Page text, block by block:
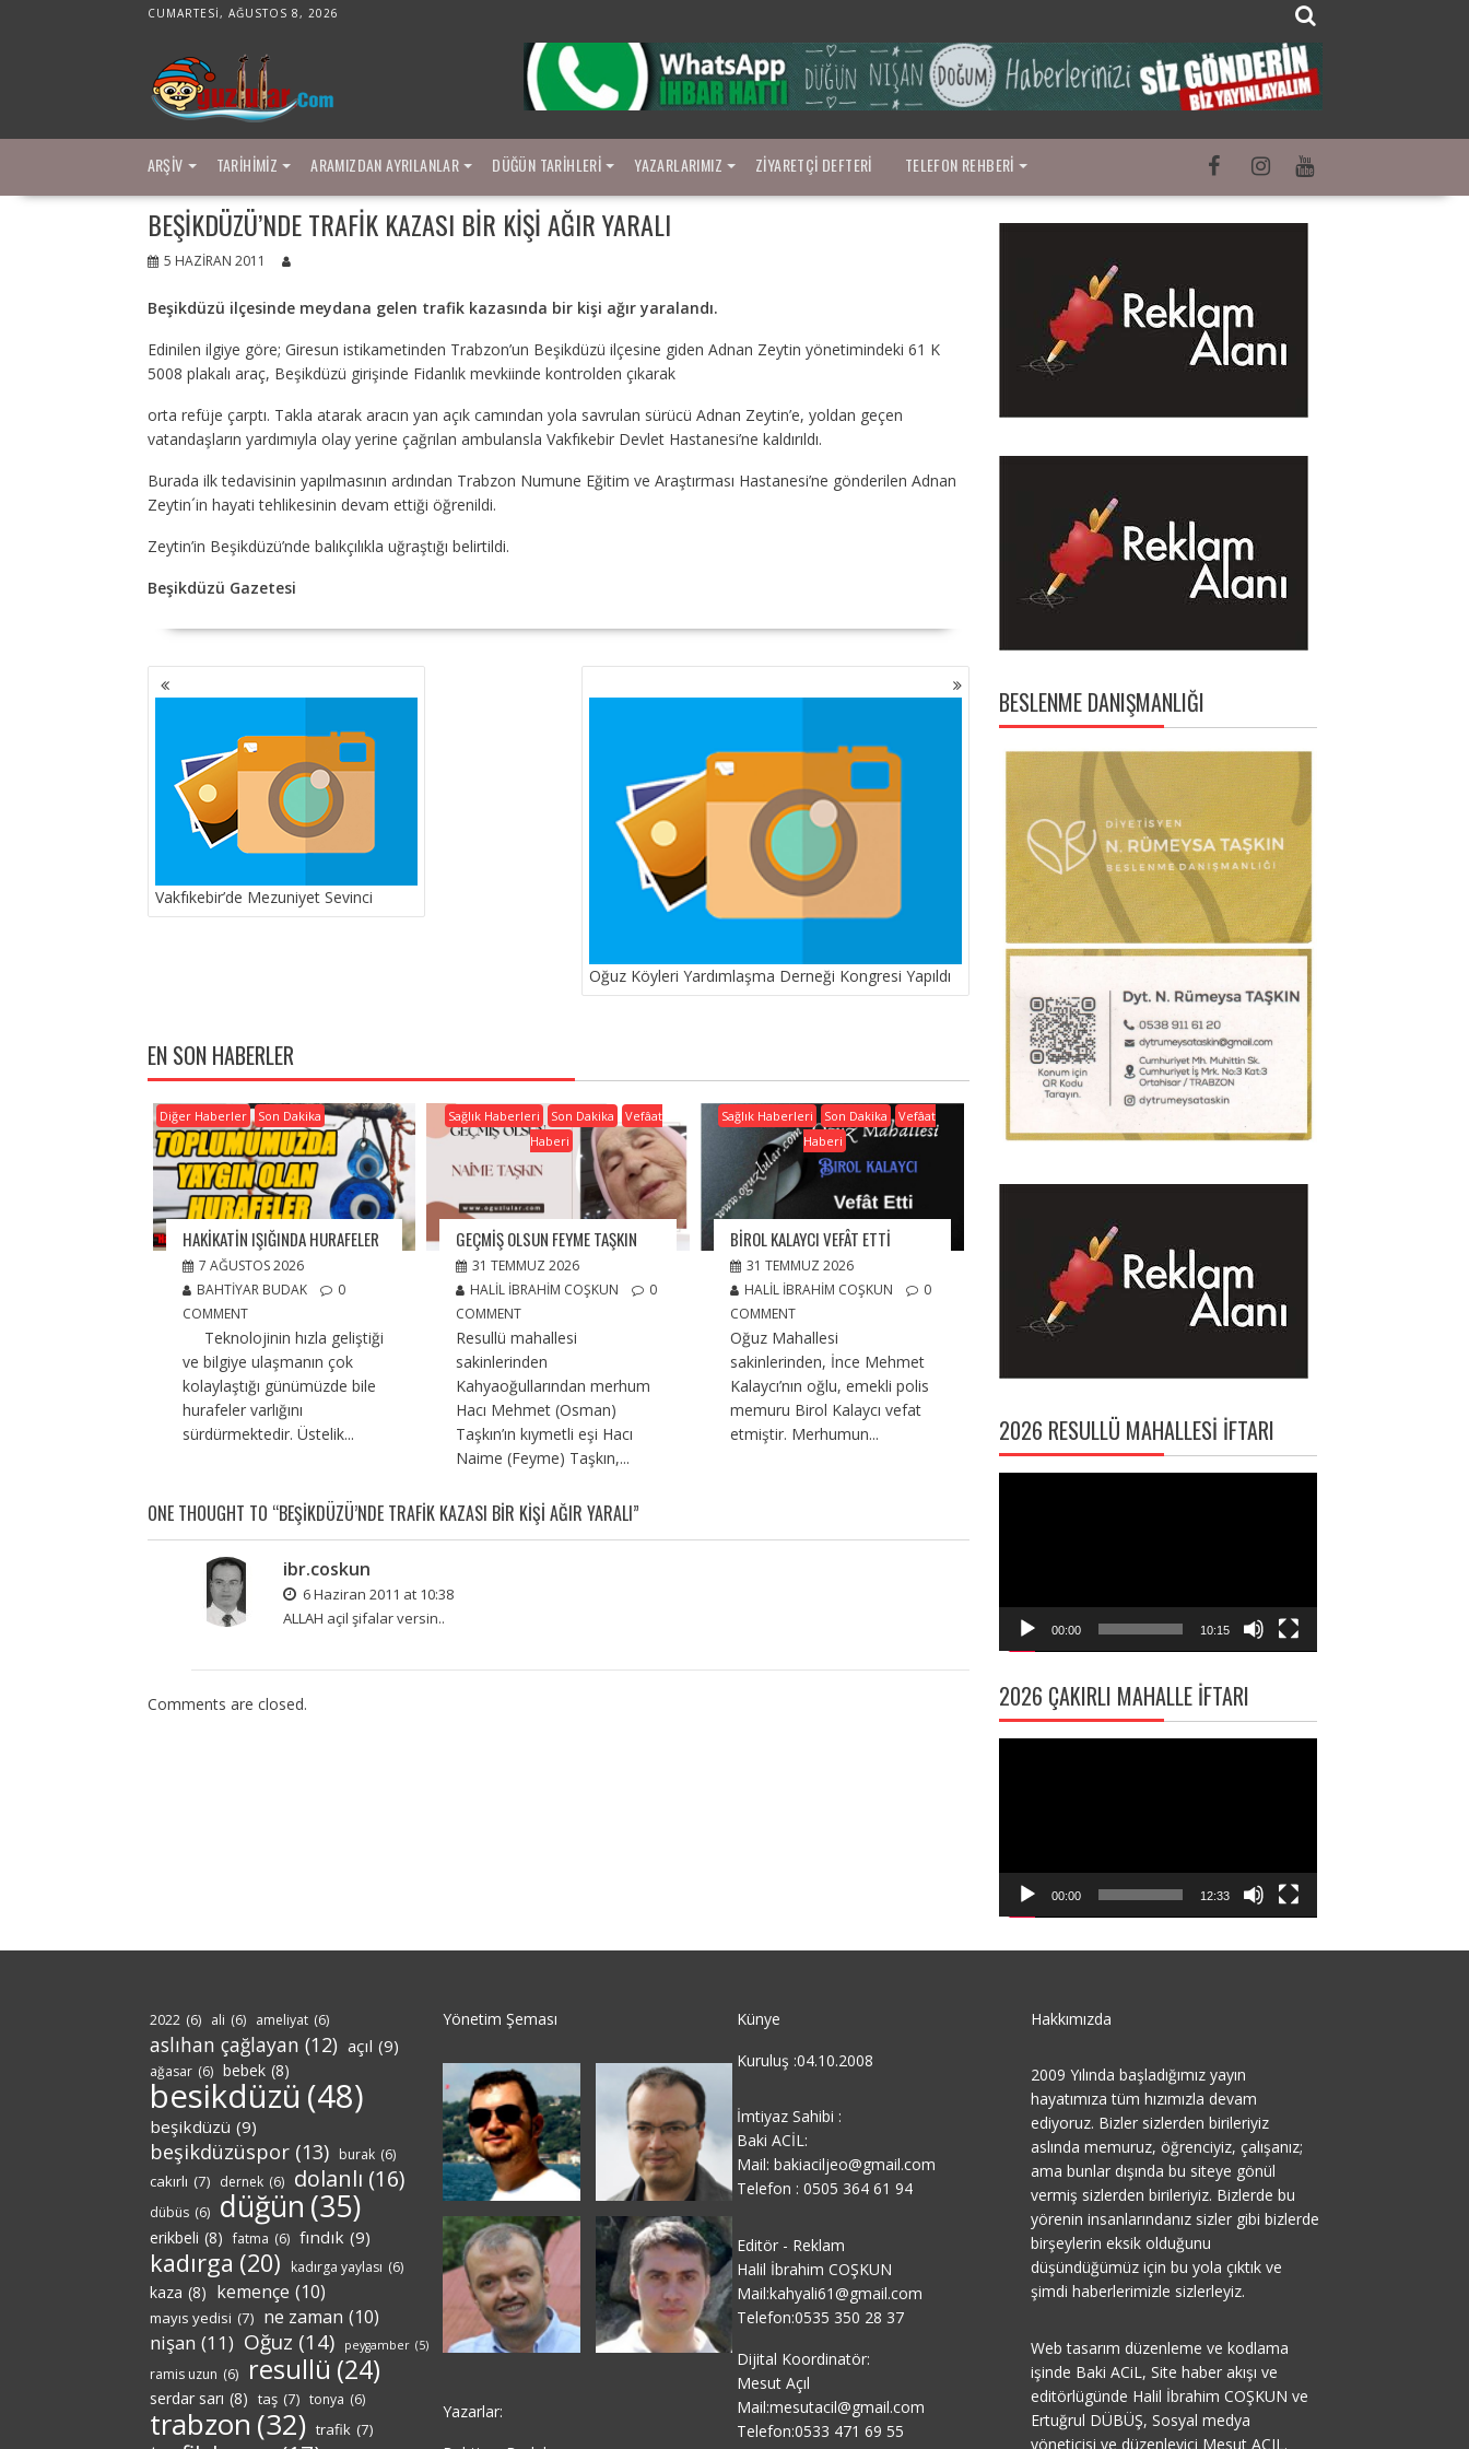
CUMARTESI, AĞUSTOS 8, 2026
ARŞIV TARIHIMIZ ARAMIZDAN AYRILANLAR DÜĞÜN TARIHLERI YAZARLARIMIZ ZIYARETÇI DEFTERI TELEFON REHBERI
BEŞIKDÜZÜ’NDE TRAFIK KAZASI BIR KIŞI AĞIR YARALI
5 HAZIRAN 2011
Beşikdüzü ilçesinde meydana gelen trafik kazasında bir kişi ağır yaralandı.
Edinilen ilgiye göre; Giresun istikametinden Trabzon’un Beşikdüzü ilçesine giden Adnan Zeytin yönetimindeki 61 K
5008 plakalı araç, Beşikdüzü girişinde Fidanlık mevkiinde kontrolden çıkarak
orta refüje çarptı. Takla atarak aracın yan açık camından yola savrulan sürücü Adnan Zeytin’e, yoldan geçen
vatandaşların yardımıyla olay yerine çağrılan ambulansla Vakfıkebir Devlet Hastanesi’ne kaldırıldı.
Burada ilk tedavisinin yapılmasının ardından Trabzon Numune Eğitim ve Araştırması Hastanesi’ne gönderilen Adnan
Zeytin´in hayati tehlikesinin devam ettiği öğrenildi.
Zeytin’in Beşikdüzü’nde balıkçılıkla uğraştığı belirtildi.
Beşikdüzü Gazetesi
YAZI
GEZINMESI
Vakfıkebir’de Mezuniyet Sevinci
Oğuz Köyleri Yardımlaşma Derneği Kongresi Yapıldı
EN SON HABERLER
Diğer Haberler Son Dakika
HAKİKATİN IŞIĞINDA HURAFELER
7 AĞUSTOS 2026
BAHTIYAR BUDAK
0
COMMENT
Teknolojinin hızla geliştiği
ve bilgiye ulaşmanın çok
kolaylaştığı günümüzde bile
hurafeler varlığını
sürdürmektedir. Üstelik...
Sağlık Haberleri Son Dakika
Vefâat
Haberi
GEÇMIŞ OLSUN FEYME TAŞKIN
31 TEMMUZ 2026
HALIL İBRAHIM COŞKUN
0
COMMENT
Resullü mahallesi
sakinlerinden
Kahyaoğullarından merhum
Hacı Mehmet (Osman)
Taşkın’ın kıymetli eşi Hacı
Naime (Feyme) Taşkın,...
Sağlık Haberleri Son Dakika
Vefâat
Haberi
BIROL KALAYCI VEFÂT ETTI
31 TEMMUZ 2026
HALIL İBRAHIM COŞKUN
0
COMMENT
Oğuz Mahallesi
sakinlerinden, İnce Mehmet
Kalaycı’nın oğlu, emekli polis
memuru Birol Kalaycı vefat
etmiştir. Merhumun...
ONE THOUGHT TO “BEŞIKDÜZÜ’NDE TRAFIK KAZASI BIR KIŞI AĞIR YARALI”
ibr.coskun
6 Haziran 2011 at 10:38
ALLAH açil şifalar versin..
Comments are closed.
BESLENME DANIŞMANLIĞI
2026 RESULLÜ MAHALLESI İFTARI
00:00 10:15
2026 ÇAKIRLI MAHALLE İFTARI
00:00 12:33
2022 (6) ali (6) ameliyat (6)
aslıhan çağlayan (12) açıl (9)
ağasar (6) bebek (8)
besikdüzü (48)
beşikdüzü (9)
beşikdüzüspor (13) burak (6)
cakırlı (7) dernek (6) dolanlı (16)
dübüs (6) düğün (35)
erikbeli (8) fatma (6) fındık (9)
kadırga (20) kadırga yaylası (6)
kaza (8) kemençe (10)
mayıs yedisi (7) ne zaman (10)
nişan (11) Oğuz (14) peygamber (5)
ramis uzun (6) resullü (24)
serdar sarı (8) taş (7) tonya (6)
trabzon (32) trafik (7)
Yönetim Şeması
Yazarlar:
Künye
Kuruluş :04.10.2008
İmtiyaz Sahibi :
Baki ACİL:
Mail: bakiaciljeo@gmail.com
Telefon : 0505 364 61 94
Editör - Reklam
Halil İbrahim COŞKUN
Mail:kahyali61@gmail.com
Telefon:0535 350 28 37
Dijital Koordinatör:
Mesut Açıl
Mail:mesutacil@gmail.com
Telefon:0533 471 69 55
Hakkımızda
2009 Yılında başladığımız yayın
hayatımıza tüm hızımızla devam
ediyoruz. Bizler sizlerden birileriyiz
aslında memuruz, öğrenciyiz, çalışanız;
ama bunlar dışında bu siteye gönül
vermiş sizlerden birileriyiz. Bizlerde bu
yörenin insanlarındanız sizler gibi bizlerde
birşeylerin eksik olduğunu
düşündüğümüz için bu yola çıktık ve
şimdi haberlerimizle sizlerleyiz.
Web tasarım düzenleme ve kodlama
işinde Baki ACiL, Site haber akışı ve
editörlügünde Halil İbrahim COŞKUN ve
Ertuğrul DÜBÜŞ, Sosyal medya
yöneticisi ve düzenleyici Mesut AÇIL.